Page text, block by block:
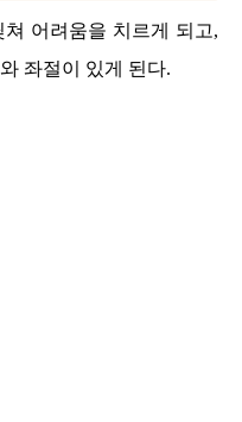
어려움을 치르게 되고,
좌절이 있게 된다.